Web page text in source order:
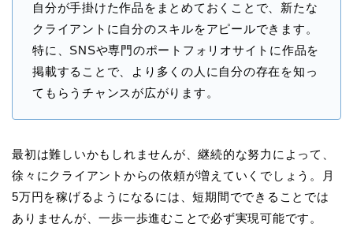
自分が手掛けた作品をまとめておくことで、新たな
クライアントに自分のスキルをアピールできます。
特に、SNSや専門のポートフォリオサイトに作品を
掲載することで、より多くの人に自分の存在を知っ
てもらうチャンスが広がります。
最初は難しいかもしれませんが、継続的な努力によって、
徐々にクライアントからの依頼が増えていくでしょう。月
5万円を稼げるようになるには、短期間でできることでは
ありませんが、一歩一歩進むことで必ず実現可能です。